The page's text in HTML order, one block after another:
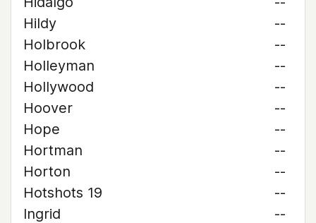
Hildy
--
Holbrook
--
Holleyman
--
Hollywood
--
Hoover
--
Hope
--
Hortman
--
Horton
--
Hotshots 19
--
Ingrid
--